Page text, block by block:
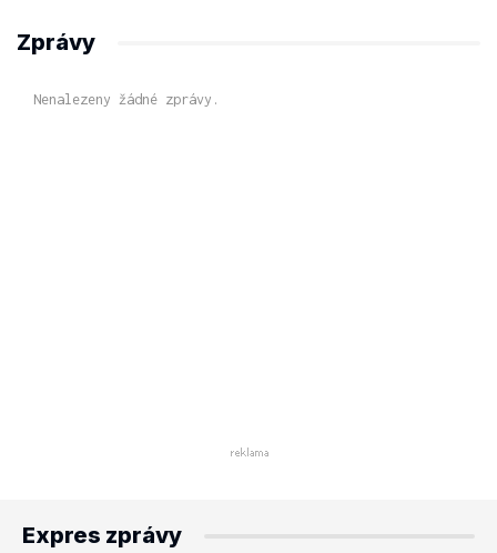
Zprávy
Nenalezeny žádné zprávy.
Expres zprávy